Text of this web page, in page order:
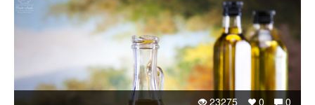
0
0
23275